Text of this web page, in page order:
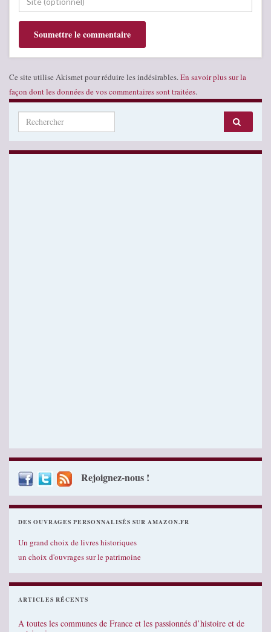
Ce site utilise Akismet pour réduire les indésirables. En savoir plus sur la
façon dont les données de vos commentaires sont traitées.
Search for:
Rejoignez-nous !
DES OUVRAGES PERSONNALISÉS SUR AMAZON.FR
Un grand choix de livres historiques
un choix d'ouvrages sur le patrimoine
ARTICLES RÉCENTS
A toutes les communes de France et les passionnés d’histoire et de